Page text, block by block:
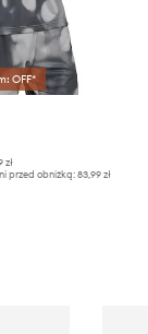
OFF*
zł
przed obniżką: 83,99 zł